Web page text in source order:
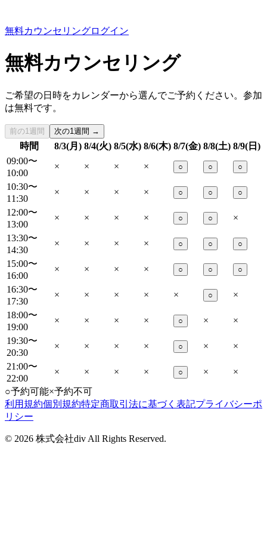
無料カウンセリングログイン
無料カウンセリング
ご希望の日時をカレンダーから選んでご予約ください。参加
は無料です。
前の1週間 次の1週間 →
時間 8/3(月) 8/4(火) 8/5(水) 8/6(木) 8/7(金) 8/8(土) 8/9(日)
09:00〜
10:00
× × × × ○ ○ ○
10:30〜
11:30
× × × × ○ ○ ○
12:00〜
13:00
× × × × ○ ○
×
13:30〜
14:30
× × × × ○ ○ ○
15:00〜
16:00
× × × × ○ ○ ○
16:30〜
17:30
× × × × × ○
×
18:00〜
19:00
× × × × ○ ×
×
19:30〜
20:30
× × × × ○ ×
×
21:00〜
22:00
× × × × ○ ×
×
○予約可能×予約不可
利用規約個別規約特定商取引法に基づく表記プライバシーポ
リシー
© 2026 株式会社div All Rights Reserved.